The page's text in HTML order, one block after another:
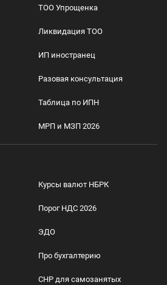
ТОО Упрощенка
Ликвидация ТОО
ИП иностранец
Разовая консультация
Таблица по ИПН
МРП и МЗП 2026
Курсы валют НБРК
Порог НДС 2026
ЭДО
Про бухгалтерию
СНР для самозанятых